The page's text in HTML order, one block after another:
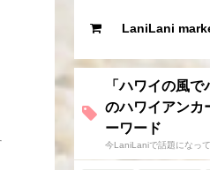
LaniLani
「ハワイの風
のハワイアンカ
ーワード
今LaniLaniで話題になっ